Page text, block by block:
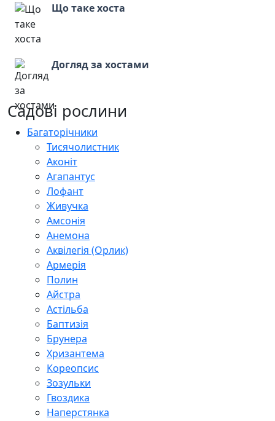
Що таке хоста
Догляд за хостами
Садові рослини
Багаторічники
Тисячолистник
Аконіт
Агапантус
Лофант
Живучка
Амсонія
Анемона
Аквілегія (Орлик)
Армерія
Полин
Айстра
Астільба
Баптизія
Брунера
Хризантема
Кореопсис
Зозульки
Гвоздика
Наперстянка